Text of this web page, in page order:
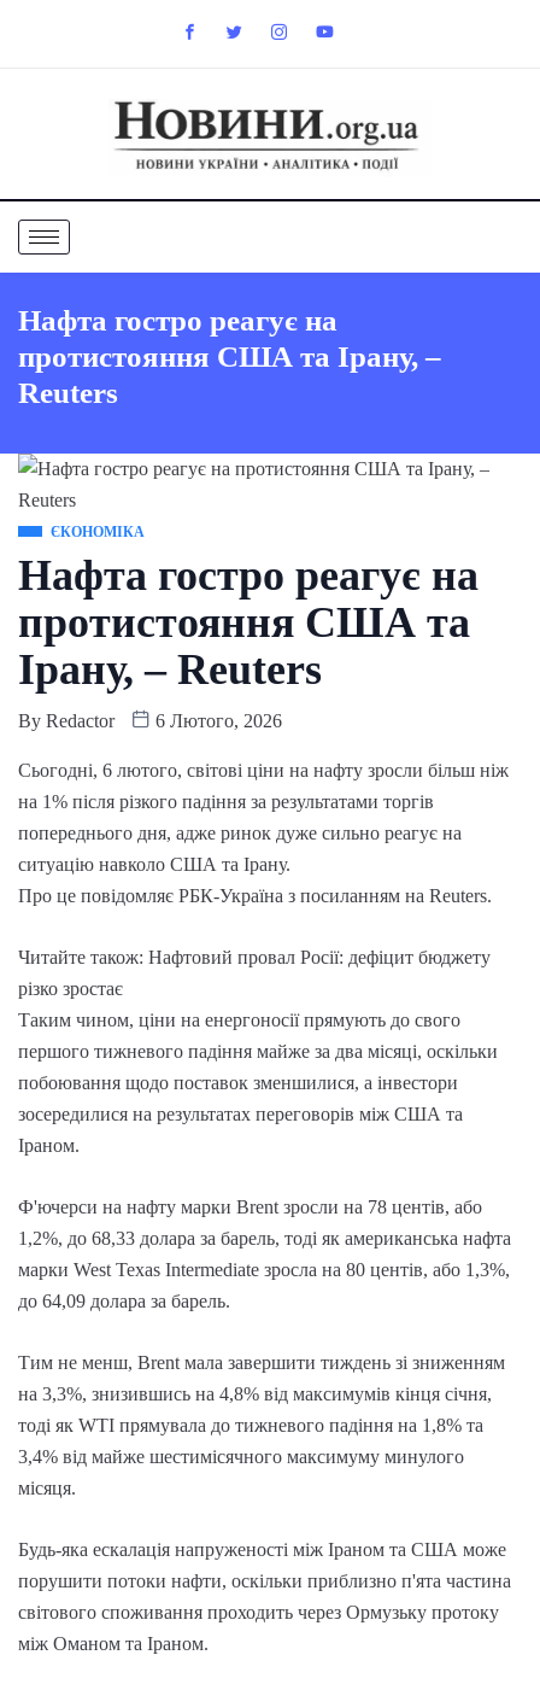
Нафта гостро реагує на
протистояння США та Ірану, –
Reuters
ЄКОНОМІКА
Нафта гостро реагує на
протистояння США та
Ірану, – Reuters
By Redactor 6 Лютого, 2026
Сьогодні, 6 лютого, світові ціни на нафту зросли більш ніж
на 1% після різкого падіння за результатами торгів
попереднього дня, адже ринок дуже сильно реагує на
ситуацію навколо США та Ірану.
Про це повідомляє РБК-Україна з посиланням на Reuters.
Читайте також: Нафтовий провал Росії: дефіцит бюджету
різко зростає
Таким чином, ціни на енергоносії прямують до свого
першого тижневого падіння майже за два місяці, оскільки
побоювання щодо поставок зменшилися, а інвестори
зосередилися на результатах переговорів між США та
Іраном.
Ф'ючерси на нафту марки Brent зросли на 78 центів, або
1,2%, до 68,33 долара за барель, тоді як американська нафта
марки West Texas Intermediate зросла на 80 центів, або 1,3%,
до 64,09 долара за барель.
Тим не менш, Brent мала завершити тиждень зі зниженням
на 3,3%, знизившись на 4,8% від максимумів кінця січня,
тоді як WTI прямувала до тижневого падіння на 1,8% та
3,4% від майже шестимісячного максимуму минулого
місяця.
Будь-яка ескалація напруженості між Іраном та США може
порушити потоки нафти, оскільки приблизно п'ята частина
світового споживання проходить через Ормузьку протоку
між Оманом та Іраном.